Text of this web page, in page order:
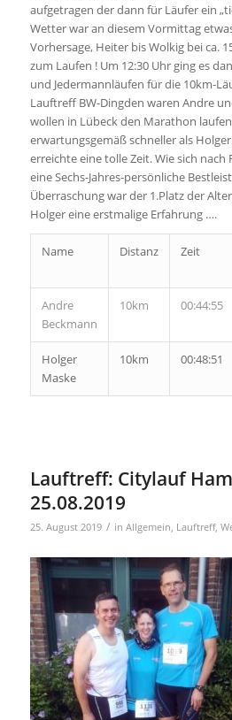
aufgetragen der dann für Läufer ein
Wetter war an diesem Vormittag
Vorhersage, Heiter bis Wolkig bei ca.
zum Laufen ! Um 12:30 Uhr ging es
und Jedermannläufen für die 10km-
Lauftreff BW-Dingden waren Andre
wollen in Lübeck den Marathon
erwartungsgemäß schneller als
erreichte eine tolle Zeit. Wie sich nach
eine Sechs-Jahres-persönliche
Überraschung war der 1.Platz der
Holger eine erstmalige Erfahrung ….
Name Distanz Zeit
Andre
Beckmann
10km 00:44:55
Holger
Maske
10km 00:48:51
Lauftreff: Citylauf
25.08.2019
25. August 2019 / in Allgemein Lauftreff,